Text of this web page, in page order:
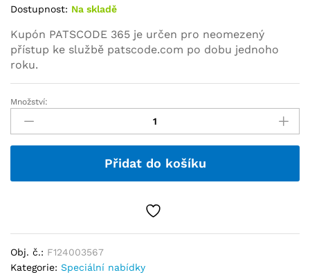
Dostupnost: Na skladě
Kupón PATSCODE 365 je určen pro neomezený
přístup ke službě patscode.com po dobu jednoho
roku.
Množství:
Přidat do košíku
Obj. č.: F124003567
Kategorie: Speciální nabídky